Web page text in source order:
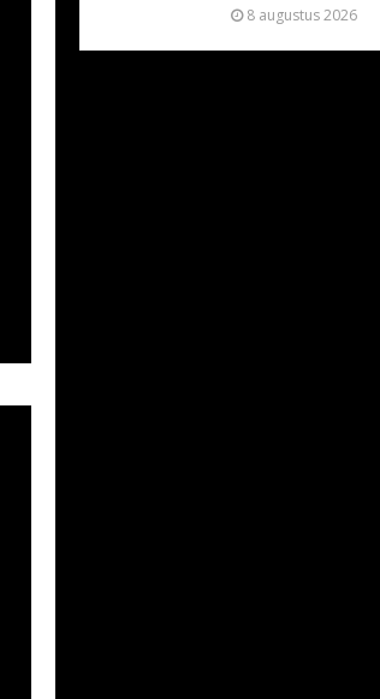
8 augustus 2026